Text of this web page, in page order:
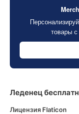
товары
Леденец
Лицензия Flaticon